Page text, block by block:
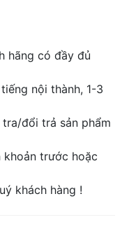
hãng có đầy đủ
nội thành, 1-3
đổi trả sản phẩm
trước hoặc
khách hàng !